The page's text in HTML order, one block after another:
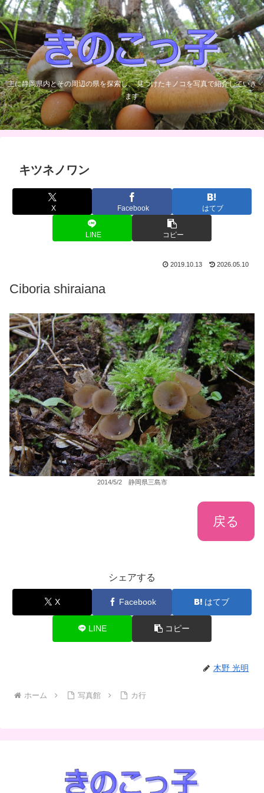
主に静岡県内とその周辺の県を探索し、 見つけたキノコを写真で紹介していき
ます
キツネノワン
X Facebook はてブ
LINE コピー
2019.10.13 2026.05.10
Ciboria shiraiana
2014/5/2 静岡県三島市
戻る
シェアする
X Facebook はてブ
LINE コピー
木野 光明
ホーム 写真館 カ行